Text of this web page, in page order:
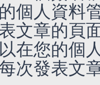
個人資料
文章的頁
在您的個
次發表文